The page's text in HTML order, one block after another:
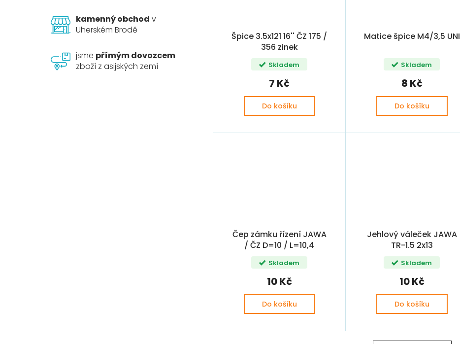
kamenný obchod v
Uherském Brodě
jsme přímým dovozcem
zboží z asijských zemí
Špice 3.5x121 16'' ČZ 175 /
356 zinek
Skladem
7 Kč
Do košíku
Matice špice M4/3,5 UNI
Skladem
8 Kč
Do košíku
Čep zámku řízení JAWA
/ ČZ D=10 / L=10,4
Skladem
10 Kč
Do košíku
Jehlový váleček JAWA
TR-1.5 2x13
Skladem
10 Kč
Do košíku